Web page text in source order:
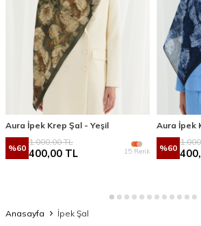
Aura İpek Krep Şal - Yeşil
%60
1.000,00TL
400,00 TL 15 Renk
Aura İpek
%60
Anasayfa İpek Şal